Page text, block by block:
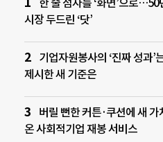
한 줄 점자를 ‘화면’으로…50
시장 두드린 ‘닷’
기업자원봉사의 ‘진짜 성과’
제시한 새 기준은
버릴 뻔한 커튼·쿠션에 새
온 사회적기업 재봉 서비스